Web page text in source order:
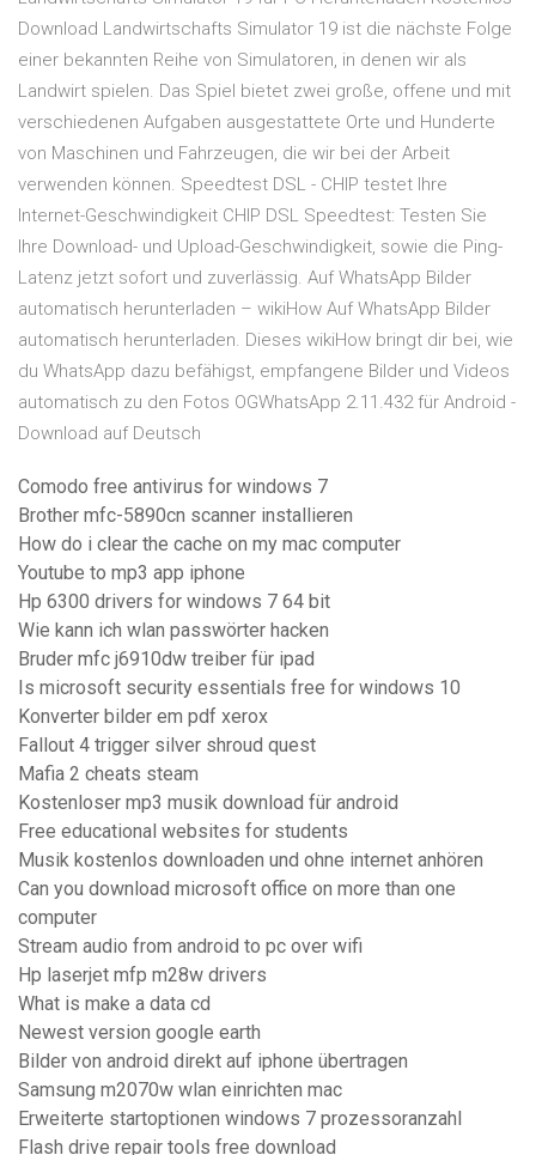
Download Landwirtschafts Simulator 19 ist die nächste Folge
einer bekannten Reihe von Simulatoren, in denen wir als
Landwirt spielen. Das Spiel bietet zwei große, offene und mit
verschiedenen Aufgaben ausgestattete Orte und Hunderte
von Maschinen und Fahrzeugen, die wir bei der Arbeit
verwenden können. Speedtest DSL - CHIP testet Ihre
Internet-Geschwindigkeit CHIP DSL Speedtest: Testen Sie
Ihre Download- und Upload-Geschwindigkeit, sowie die Ping-
Latenz jetzt sofort und zuverlässig. Auf WhatsApp Bilder
automatisch herunterladen – wikiHow Auf WhatsApp Bilder
automatisch herunterladen. Dieses wikiHow bringt dir bei, wie
du WhatsApp dazu befähigst, empfangene Bilder und Videos
automatisch zu den Fotos OGWhatsApp 2.11.432 für Android -
Download auf Deutsch
Comodo free antivirus for windows 7
Brother mfc-5890cn scanner installieren
How do i clear the cache on my mac computer
Youtube to mp3 app iphone
Hp 6300 drivers for windows 7 64 bit
Wie kann ich wlan passwörter hacken
Bruder mfc j6910dw treiber für ipad
Is microsoft security essentials free for windows 10
Konverter bilder em pdf xerox
Fallout 4 trigger silver shroud quest
Mafia 2 cheats steam
Kostenloser mp3 musik download für android
Free educational websites for students
Musik kostenlos downloaden und ohne internet anhören
Can you download microsoft office on more than one
computer
Stream audio from android to pc over wifi
Hp laserjet mfp m28w drivers
What is make a data cd
Newest version google earth
Bilder von android direkt auf iphone übertragen
Samsung m2070w wlan einrichten mac
Erweiterte startoptionen windows 7 prozessoranzahl
Flash drive repair tools free download